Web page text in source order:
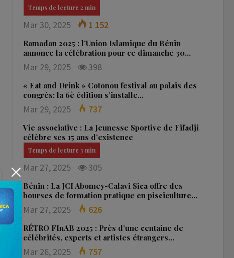
Mar 30, 2025 1 152
Ramadan 2025 : l’Union Islamique du Bénin
annonce la célébration pour ce dimanche 30…
Mar 29, 2025 398
« Eat and Drink » Cotonou festival au palais des
congrès: la 6è édition s’installe…
Mar 29, 2025 737
Vie associative : La Jeunesse Sportive de Fifadji
célèbre ses 15 ans d’existence
Mar 27, 2025 305
Bénin : La JCI Abomey-Calavi Sica offre des
bourses de formation pratique en pisciculture…
Mar 27, 2025 626
RÉTRO FInAB 2025 : Près d’une centaine de
célébrités, experts et artistes étrangers…
Mar 26, 2025 757